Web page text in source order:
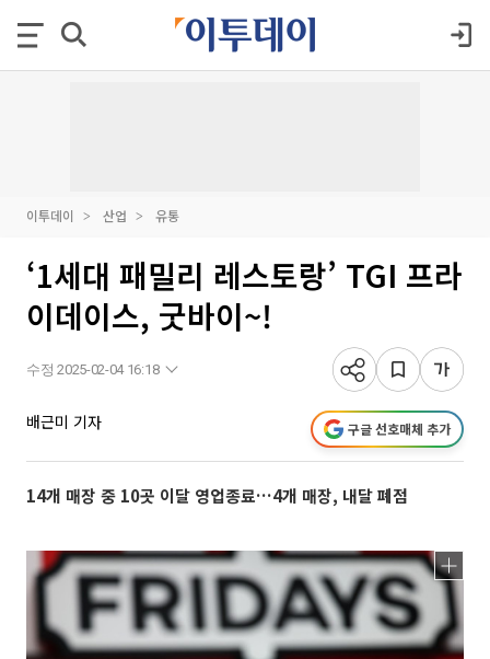
이투데이 산업 유통
‘1세대 패밀리 레스토랑’ TGI 프라
이데이스, 굿바이~!
수정 2025-02-04 16:18
배근미 기자 구글 선호매체 추가
14개 매장 중 10곳 이달 영업종료…4개 매장, 내달 폐점